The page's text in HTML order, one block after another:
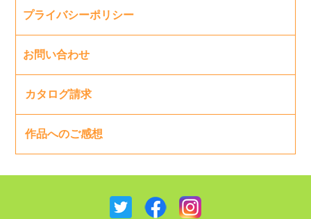
プライバシーポリシー
お問い合わせ
カタログ請求
作品へのご感想